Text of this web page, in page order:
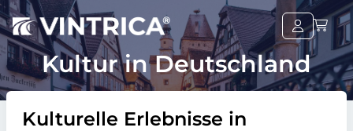
Kultur in Deutschland
Kulturelle Erlebnisse in